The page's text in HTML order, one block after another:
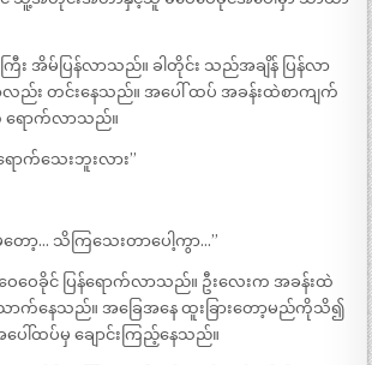
ြီး အိမ်ပြန်လာသည်။ ခါတိုင်း သည်အချိန် ပြန်လာ
လည်း တင်းနေသည်။ အပေါ် ထပ် အခန်းထဲစာကျက်
ရောက်လာသည်။
ောက်သေးဘူးလား”
ော့… သိကြသေးတာပေါ့ကွာ…”
ေဝေခိုင် ပြန်ရောက်လာသည်။ ဦးလေးက အခန်းထဲ
ာက်နေသည်။ အခြေအနေ ထူးခြားတော့မည်ကိုသိ၍
ါ်ထပ်မှ ချောင်းကြည့်နေသည်။